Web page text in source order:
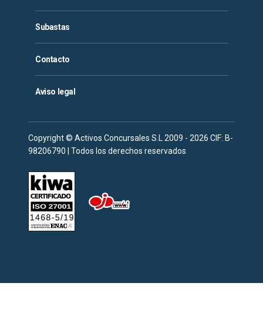
Subastas
Contacto
Aviso legal
Copyright © Activos Concursales S.L 2009 - 2026 CIF: B-
98206790 | Todos los derechos reservados